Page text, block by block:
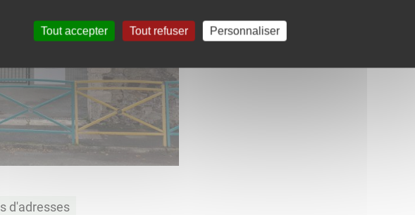
d'adresses
Tout accepter Tout refuser Personnaliser